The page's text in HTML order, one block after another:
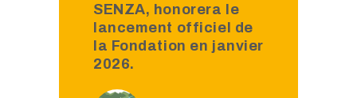
SENZA, honorera le
lancement officiel de
la Fondation en janvier
2026.